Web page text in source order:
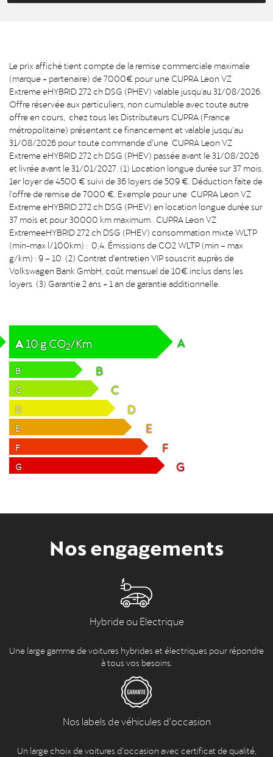
Le prix affiché tient compte de la remise commerciale maximale
(marque + partenaire) de 7000€ pour une CUPRA Leon VZ
Extreme eHYBRID 272 ch DSG (PHEV) valable jusqu'au 31/08/2026.
Offre réservée aux particuliers, non cumulable avec toute autre
offre en cours, chez tous les Distributeurs CUPRA (France
métropolitaine) présentant ce financement et valable jusqu’au
31/08/2026 pour toute commande d’une CUPRA Leon VZ
Extreme eHYBRID 272 ch DSG (PHEV) passée avant le 31/08/2026
et livrée avant le 31/01/2027. (1) Location longue durée sur 37 mois.
1er loyer de 4500 € suivi de 36 loyers de 509 €. Déduction faite de
l'offre de remise de 7000 €. Exemple pour une CUPRA Leon VZ
Extreme eHYBRID 272 ch DSG (PHEV) en location longue durée sur
37 mois et pour 30000 km maximum. CUPRA Leon VZ
ExtremeeHYBRID 272 ch DSG (PHEV) consommation mixte WLTP
(min-max l/100km) : 0,4. Émissions de CO2 WLTP (min – max
g/km) : 9 – 10 (2) Contrat d'entretien VIP souscrit auprès de
Volkswagen Bank GmbH, coût mensuel de 10€ inclus dans les
loyers. (3) Garantie 2 ans + 1 an de garantie additionnelle.
A10gCO2/Km A
B B
C C
D D
E E
F F
G G
Nos engagements
Hybride ou Electrique
Une large gamme de voitures hybrides et électriques pour répondre
à tous vos besoins.
Nos labels de véhicules d'occasion
Un large choix de voitures d’occasion avec certificat de qualité,